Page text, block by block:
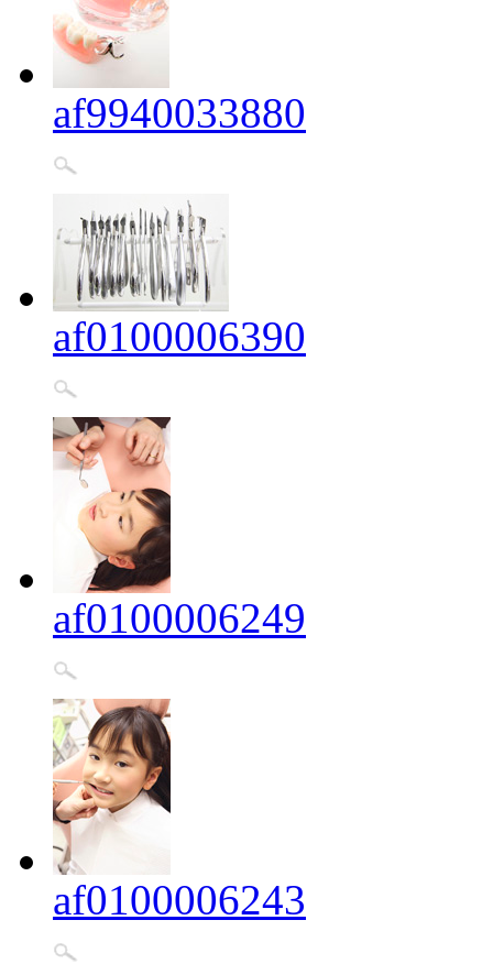
af9940033880
af0100006390
af0100006249
af0100006243